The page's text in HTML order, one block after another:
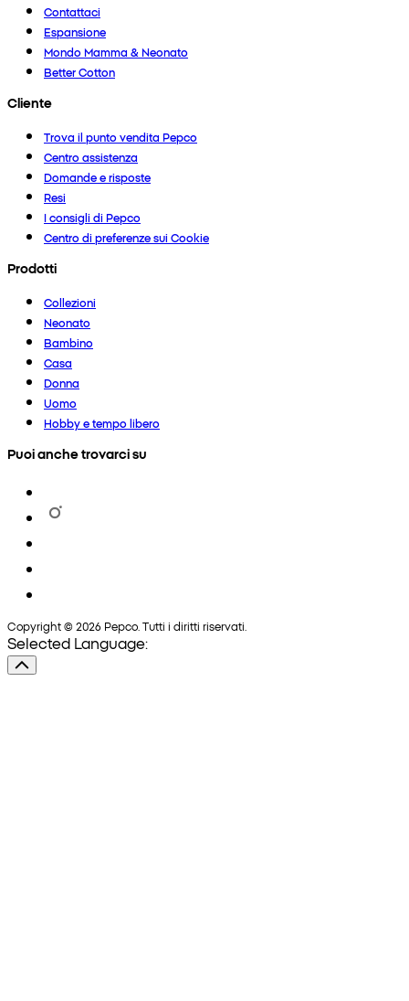
Contattaci
Espansione
Mondo Mamma & Neonato
Better Cotton
Cliente
Trova il punto vendita Pepco
Centro assistenza
Domande e risposte
Resi
I consigli di Pepco
Centro di preferenze sui Cookie
Prodotti
Collezioni
Neonato
Bambino
Casa
Donna
Uomo
Hobby e tempo libero
Puoi anche trovarci su
Copyright © 2026 Pepco. Tutti i diritti riservati.
Selected Language: